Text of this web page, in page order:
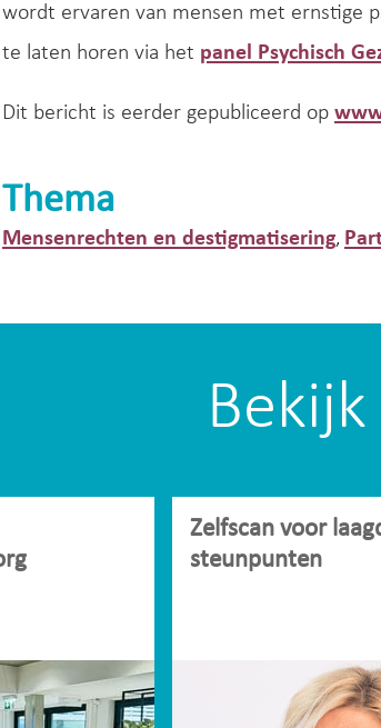
wordt ervaren van mensen met ernstige
te laten horen via het panel Psychisch
Dit bericht is eerder gepubliceerd op
Thema
Mensenrechten en destigmatisering,
Zelfscan voor
steunpunten